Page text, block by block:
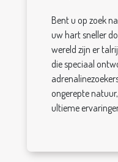
Bent u op zoek
uw hart sneller
wereld zijn er
die speciaal
ongerepte
ultieme